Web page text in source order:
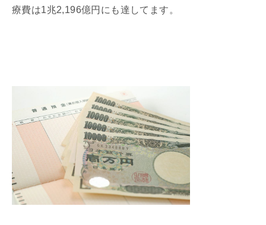
療費は1兆2,196億円にも達してます。